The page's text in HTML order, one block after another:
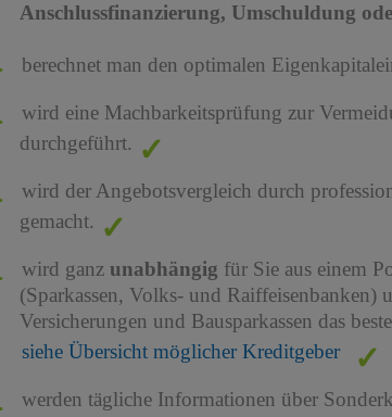
Anschlussfinanzierung, Umschuldung
berechnet man den optimalen
wird eine Machbarkeitsprüfung zur
durchgeführt.
wird der Angebotsvergleich durch
gemacht.
wird ganz unabhängig für Sie aus einem
(Sparkassen, Volks- und Raiffeisenbanken)
Versicherungen und Bausparkassen das
siehe Übersicht möglicher Kreditgeber
werden tägliche Informationen über